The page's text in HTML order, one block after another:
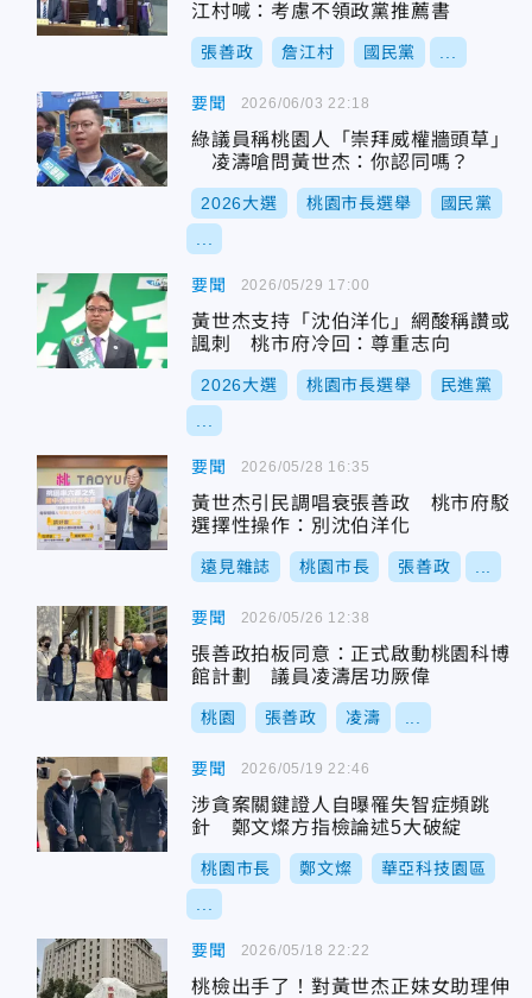
江村喊：考慮不領政黨推薦書
張善政 詹江村 國民黨
要聞
綠議員稱桃園人「崇拜威權牆頭草」
凌濤嗆問黃世杰：你認同嗎？
2026大選 桃園市長選舉 國民黨
2026/06/03 22:18
要聞
黃世杰支持「沈伯洋化」網酸稱讚或
諷刺 桃市府冷回：尊重志向
2026大選 桃園市長選舉 民進黨
2026/05/29 17:00
要聞
黃世杰引民調唱衰張善政 桃市府駁
選擇性操作：別沈伯洋化
遠見雜誌 桃園市長 張善政
2026/05/28 16:35
要聞
張善政拍板同意：正式啟動桃園科博
館計劃 議員凌濤居功厥偉
桃園 張善政 凌濤
2026/05/26 12:38
要聞
涉貪案關鍵證人自曝罹失智症頻跳
針 鄭文燦方指檢論述5大破綻
桃園市長 鄭文燦 華亞科技園區
2026/05/19 22:46
要聞
桃檢出手了！對黃世杰正妹女助理伸
2026/05/18 22:22